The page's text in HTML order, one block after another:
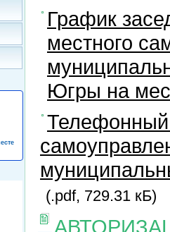
График
местного
Югры на
Телефонный
(.pdf, 729.31 кБ)